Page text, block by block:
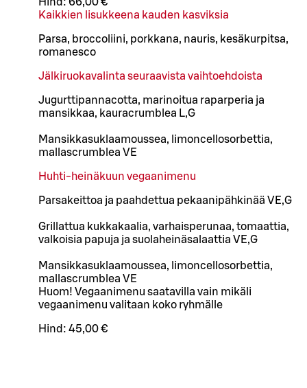
Kaikkien lisukkeena kauden kasviksia
Parsa, broccoliini, porkkana, nauris, kesäkurpitsa,
romanesco
Jälkiruokavalinta seuraavista vaihtoehdoista
Jugurttipannacotta, marinoitua raparperia ja
mansikkaa, kauracrumblea L,G
Mansikkasuklaamoussea, limoncellosorbettia,
mallascrumblea VE
Huhti-heinäkuun vegaanimenu
Parsakeittoa ja paahdettua pekaanipähkinää VE,G
Grillattua kukkakaalia, varhaisperunaa, tomaattia,
valkoisia papuja ja suolaheinäsalaattia VE,G
Mansikkasuklaamoussea, limoncellosorbettia,
mallascrumblea VE
Huom! Vegaanimenu saatavilla vain mikäli
vegaanimenu valitaan koko ryhmälle
Hind: 45,00 €